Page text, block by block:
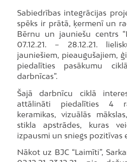
Sabiedrības integrācijas
spēks ir prātā, ķermenī un
Bērnu un jauniešu centrs
07.12.21. – 28.12.21.
jauniešiem, pieaugušajiem,
piedalīties pasākumu
darbnīcas”.
Šajā darbnīcu ciklā
attālināti piedalīties 4
keramikas, vizuālās
stikla apstrādes, kuras
izpausmi un sniegs pozitīvas
Nākot uz BJC “Laimīti”,